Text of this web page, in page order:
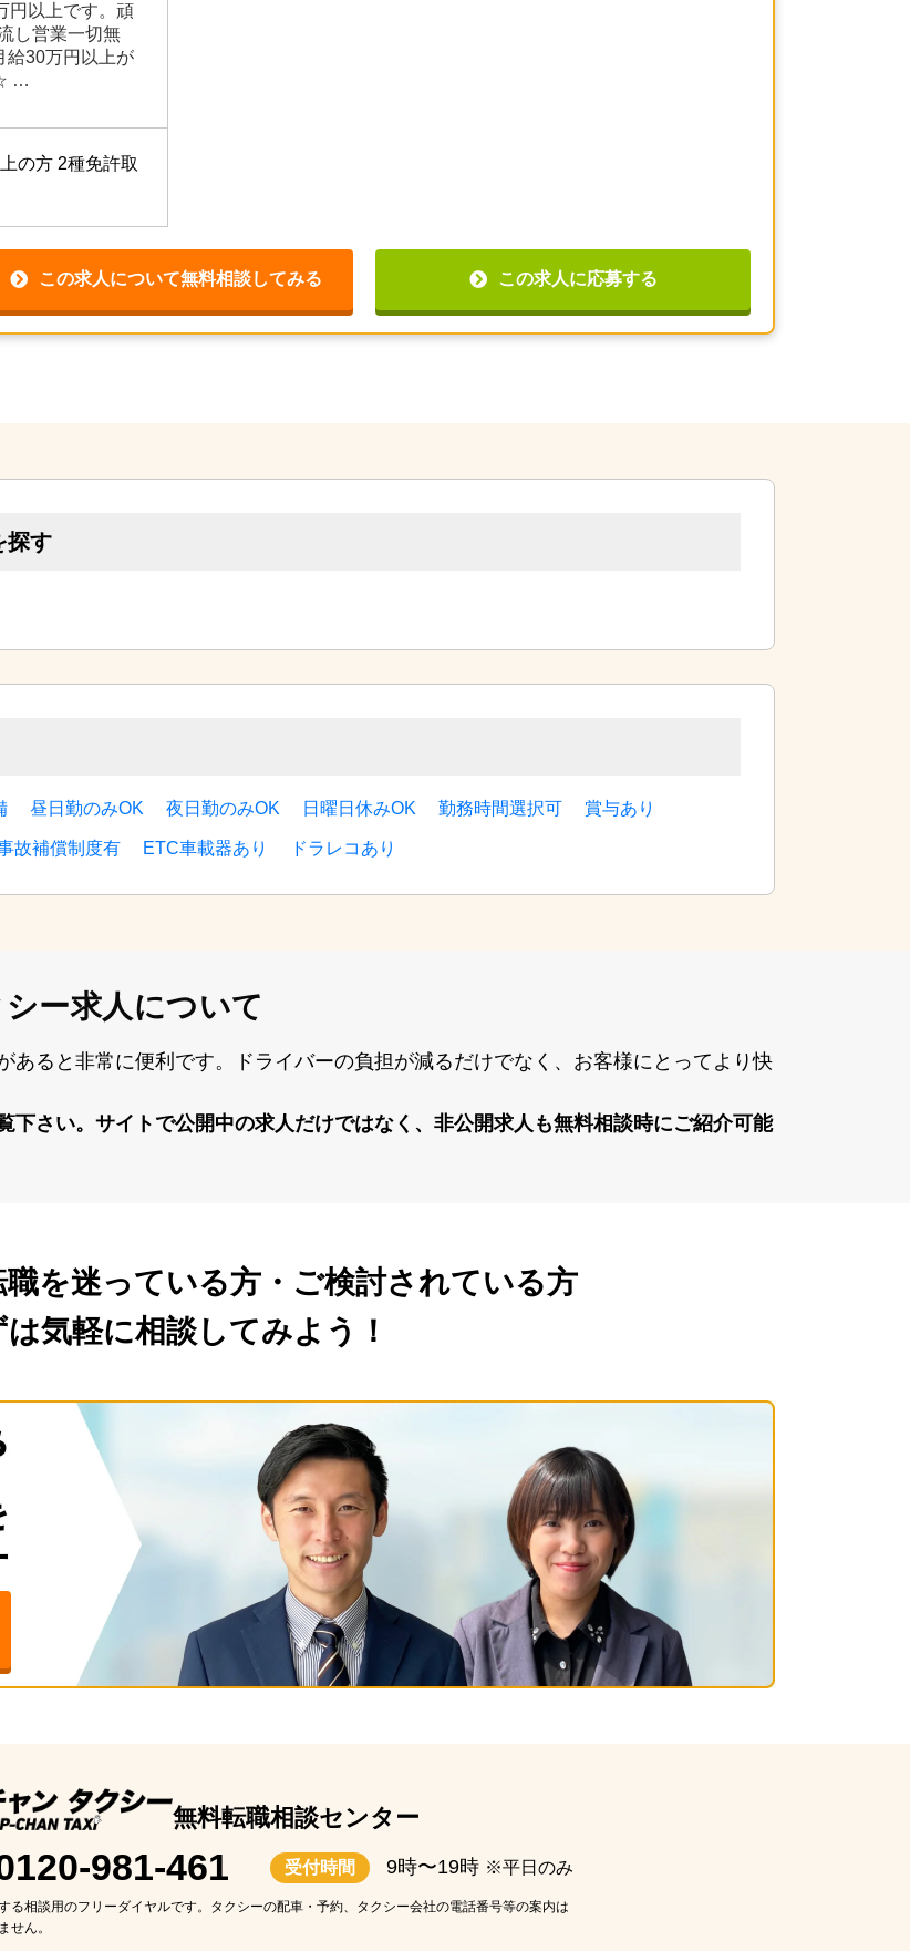
円以上です。頑
し営業一切無
給30万円以上が
…
の方 2種免許取
この求人について無料相談してみる この求人に応募する
探す
昼日勤のみOK 夜日勤のみOK 日曜日休みOK 勤務時間選択可 賞与あり
故補償制度有 ETC車載器あり ドラレコあり
ー求人について
あると⾮常に便利です。ドライバーの負担が減るだけでなく、お客様にとってより快
下さい。サイトで公開中の求⼈だけではなく、⾮公開求⼈も無料相談時にご紹介可能
を迷っている方・ご検討されている方
は気軽に相談してみよう！
無料転職相談センター
981-461 受付時間 9時〜19時 ※平日のみ
る相談用のフリーダイヤルです。タクシーの配車・予約、タクシー会社の電話番号等の案内は
せん。